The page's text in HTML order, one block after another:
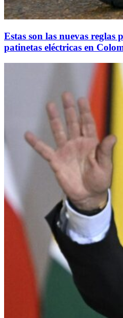
Estas son las nuevas reglas
patinetas eléctricas en